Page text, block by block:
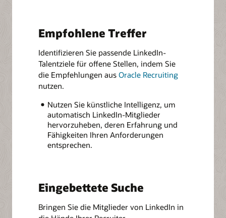
Empfohlene Treffer
Identifizieren Sie passende LinkedIn-
Talentziele für offene Stellen, indem Sie
die Empfehlungen aus Oracle Recruiting
nutzen.
Nutzen Sie künstliche Intelligenz, um
automatisch LinkedIn-Mitglieder
hervorzuheben, deren Erfahrung und
Fähigkeiten Ihren Anforderungen
entsprechen.
Eingebettete Suche
Bringen Sie die Mitglieder von LinkedIn in